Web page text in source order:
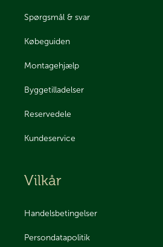
Spørgsmål & svar
Købeguiden
Montagehjælp
Byggetilladelser
Reservedele
Kundeservice
Vilkår
Handelsbetingelser
Persondatapolitik